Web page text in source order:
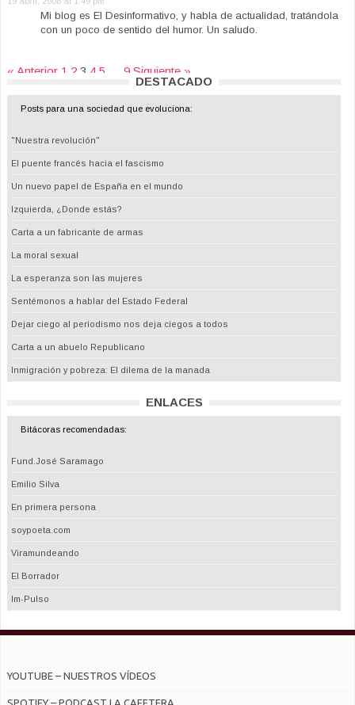
Mi blog es El Desinformativo, y habla de actualidad, tratándola
con un poco de sentido del humor. Un saludo.
« Anterior 1 2 3 4 5 9 Siguiente »
DESTACADO
Posts para una sociedad que evoluciona:
"Nuestra revolución"
El puente francés hacia el fascismo
Un nuevo papel de España en el mundo
Izquierda, ¿Donde estás?
Carta a un fabricante de armas
La moral sexual
La esperanza son las mujeres
Sentémonos a hablar del Estado Federal
Dejar ciego al periodismo nos deja ciegos a todos
Carta a un abuelo Republicano
Inmigración y pobreza: El dilema de la manada
ENLACES
Bitácoras recomendadas:
Fund.José Saramago
Emilio Silva
En primera persona
soypoeta.com
Viramundeando
El Borrador
Im-Pulso
YOUTUBE – NUESTROS VÍDEOS
SPOTIFY – PODCAST LA CAFETERA